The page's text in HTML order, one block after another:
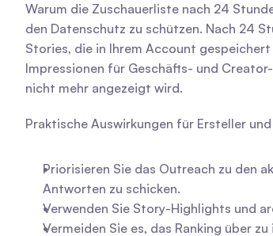
Warum die Zuschauerliste nach 24
den Datenschutz zu schützen. Nach 24
Stories, die in Ihrem Account
Impressionen für Geschäfts- und
nicht mehr angezeigt wird.
Praktische Auswirkungen für Ersteller
Priorisieren Sie das Outreach zu den
Antworten zu schicken.
Verwenden Sie Story-Highlights und
Vermeiden Sie es, das Ranking über